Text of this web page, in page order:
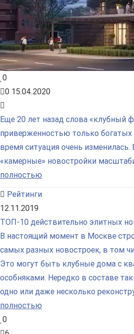
0
0 15.04.2020
Еще 20 лет назад слова «клубный
приверженностью только
время ситуация очень изменилась.
«камерные» новостройки
полностью
Рейтинги
12.11.2019
ТОП-10 действительно элитных
В настоящий момент в Москве
самых разных новостроек, в том
Это могут быть клубные дома с
особняками. Нередко в составе
одно или даже несколько
полностью
0